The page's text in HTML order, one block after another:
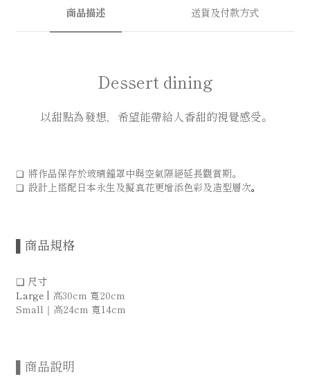
商品描述 送貨及付款方式
Dessert dining
以甜點為發想，希望能帶給人香甜的視覺感受。
❑ 將作品保存於玻璃鐘罩中與空氣隔絕延長觀賞期。
❑ 設計上搭配日本永生及擬真花更增添色彩及造型層次。
▌商品規格
❑ 尺寸
Large | 高30cm 寬20cm
Small｜高24cm 寬14cm
▌商品說明